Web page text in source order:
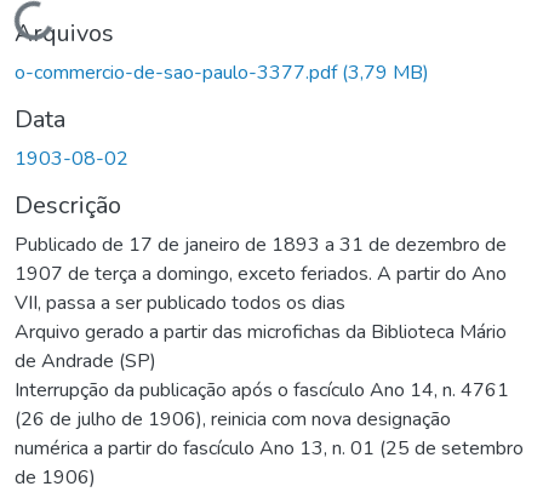
Carregando...
Arquivos
o-commercio-de-sao-paulo-3377.pdf(3,79 MB)
Data
1903-08-02
Descrição
Publicado de 17 de janeiro de 1893 a 31 de dezembro de
1907 de terça a domingo, exceto feriados. A partir do Ano
VII, passa a ser publicado todos os dias
Arquivo gerado a partir das microfichas da Biblioteca Mário
de Andrade (SP)
Interrupção da publicação após o fascículo Ano 14, n. 4761
(26 de julho de 1906), reinicia com nova designação
numérica a partir do fascículo Ano 13, n. 01 (25 de setembro
de 1906)